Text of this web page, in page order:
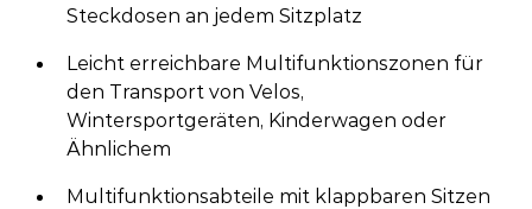
Steckdosen an jedem Sitzplatz
Leicht erreichbare Multifunktionszonen für
den Transport von Velos,
Wintersportgeräten, Kinderwagen oder
Ähnlichem
Multifunktionsabteile mit klappbaren Sitzen